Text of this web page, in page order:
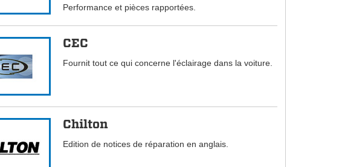
Performance et pièces rapportées.
CEC
Fournit tout ce qui concerne l'éclairage dans la voiture.
Chilton
Edition de notices de réparation en anglais.